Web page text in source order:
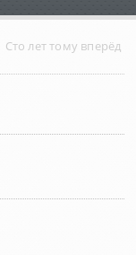
Сто лет тому вперёд